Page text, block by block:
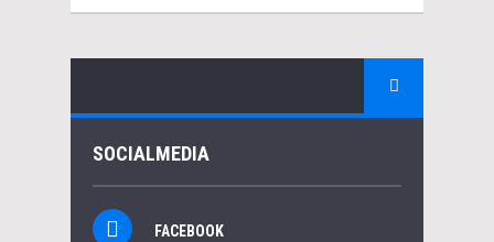
SOCIALMEDIA
FACEBOOK